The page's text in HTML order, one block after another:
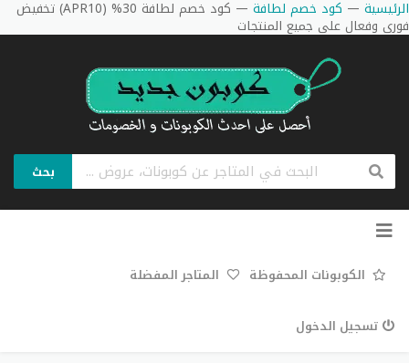
الرئيسية — كود خصم لطافة — كود خصم لطافة 30% (APR10) تخفيض
فورى وفعال على جميع المنتجات
بحث
تخطي
الكوبونات المحفوظة المتاجر المفضلة
تسجيل الدخول